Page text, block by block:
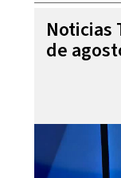
Noticias
de